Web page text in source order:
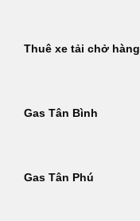
Thuê xe tải chở hàng
Gas Tân Bình
Gas Tân Phú